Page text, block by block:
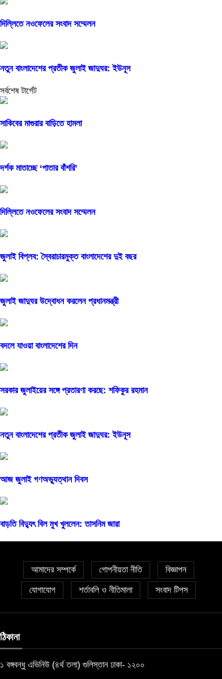
দিল্লিতে নওফেলের সংবাদ সম্মেলন
নতুন বাংলাদেশের প্রতীক জুলাই জাদুঘর: ইউনূস
সর্বশেষ টার্গেট
সাকিবের মাগুরার বাড়িতে হামলা
দর্শক মাতাচ্ছে ‘পাতার বাঁশরি’
দিল্লিতে নওফেলের সংবাদ সম্মেলন
জুলাই বিপ্লব: স্বৈরাচারমুক্ত বাংলাদেশের দুই বছর
জুলাই জাদুঘর উদ্বোধন করলেন প্রধানমন্ত্রী
বদলে যাওয়া বাংলাদেশের দিন
সরকার জুলাইয়ের সঙ্গে প্রতারণা করছে: শফিকুর রহমান
নতুন বাংলাদেশের প্রতীক জুলাই জাদুঘর: ইউনূস
আজ জুলাই গণঅভ্যুত্থান দিবস
বাড়তি বিদ্যুৎ বিল মুখ খুললেন: তাসনিম জারা
আমাদের সম্পর্কে গোপনীয়তা নীতি বিজ্ঞাপন
যোগাযোগ শর্তাবলি ও নীতিমালা সংবাদ টিপস
ঠিকানা
১ বঙ্গবন্ধু এভিনিউ (৪র্থ তলা) গুলিস্তান ঢাকা- ১২০০